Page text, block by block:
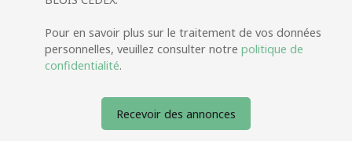
Pour en savoir plus sur le traitement de vos données
personnelles, veuillez consulter notre politique de
confidentialité.
Recevoir des annonces